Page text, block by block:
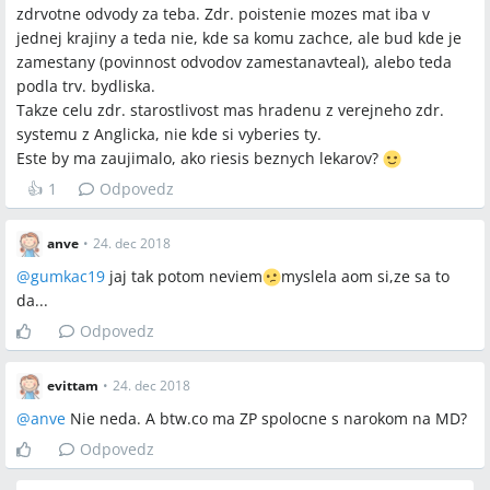
príjmov.
Otvorené otázky
Ako sa po Brexite (spomenuté 1/4/2018 v diskusii) konkrétne
zmení uznávanie S1/A1 a preplácanie zdravotnej
starostlivosti medzi UK a SR?
Ako presne slovenské úrady prepočítajú a uznajú obdobia
nároku na materskú dávku?
Spomenuté značky a firmy
VšZP, Úrad práce, zdravotná poisťovňa
Spomenuté produkty a metódy
zdrvotne odvody za teba. Zdr. poistenie mozes mat iba v
jednej krajiny a teda nie, kde sa komu zachce, ale bud kde je
zamestany (povinnost odvodov zamestanavteal), alebo teda
podla trv. bydliska.
Takze celu zdr. starostlivost mas hradenu z verejneho zdr.
systemu z Anglicka, nie kde si vyberies ty.
Este by ma zaujimalo, ako riesis beznych lekarov?
👍 1 Odpovedz
anve • 24. dec 2018
@gumkac19 jaj tak potom neviem
myslela aom si,ze sa to
da...
Odpovedz
evittam • 24. dec 2018
@anve Nie neda. A btw.co ma ZP spolocne s narokom na MD?
Odpovedz